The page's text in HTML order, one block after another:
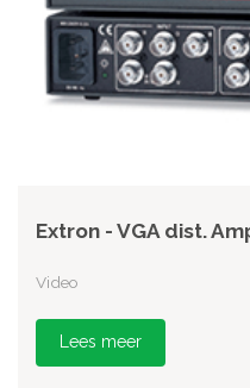
Extron - VGA dist.
Video
Lees meer